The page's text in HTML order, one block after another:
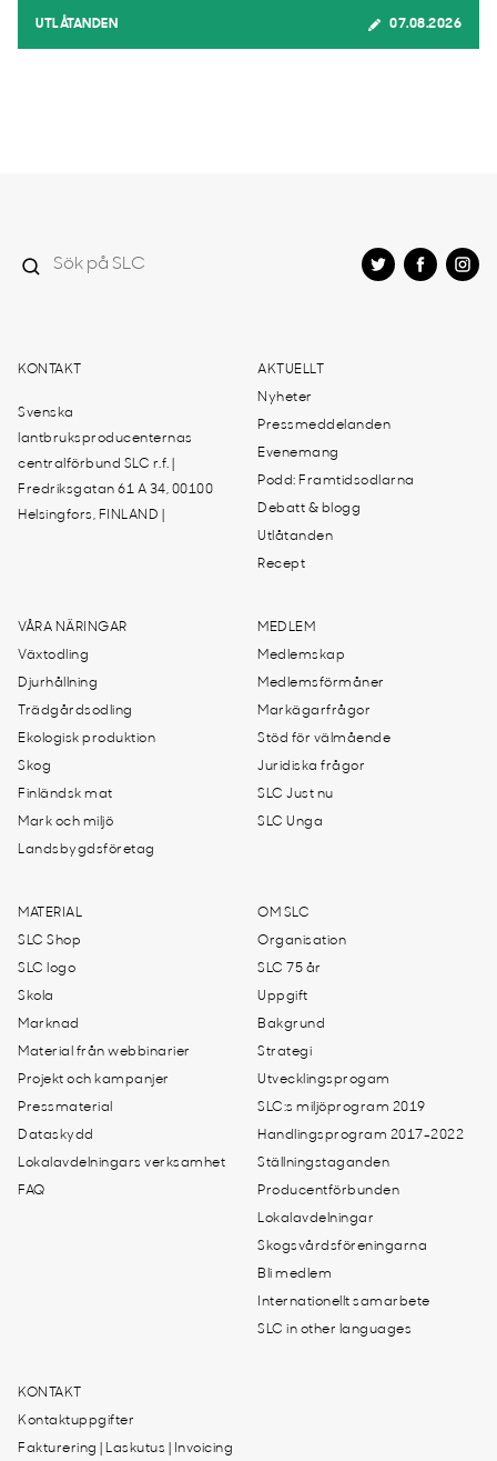
UTLÅTANDEN 07.08.2026
KONTAKT
Svenska
lantbruksproducenternas
centralförbund SLC r.f. |
Fredriksgatan 61 A 34, 00100
Helsingfors, FINLAND |
AKTUELLT
Nyheter
Pressmeddelanden
Evenemang
Podd: Framtidsodlarna
Debatt & blogg
Utlåtanden
Recept
VÅRA NÄRINGAR
Växtodling
Djurhållning
Trädgårdsodling
Ekologisk produktion
Skog
Finländsk mat
Mark och miljö
Landsbygdsföretag
MEDLEM
Medlemskap
Medlemsförmåner
Markägarfrågor
Stöd för välmående
Juridiska frågor
SLC Just nu
SLC Unga
MATERIAL
SLC Shop
SLC logo
Skola
Marknad
Material från webbinarier
Projekt och kampanjer
Pressmaterial
Dataskydd
Lokalavdelningars verksamhet
FAQ
OM SLC
Organisation
SLC 75 år
Uppgift
Bakgrund
Strategi
Utvecklingsprogam
SLC:s miljöprogram 2019
Handlingsprogram 2017-2022
Ställningstaganden
Producentförbunden
Lokalavdelningar
Skogsvårdsföreningarna
Bli medlem
Internationellt samarbete
SLC in other languages
KONTAKT
Kontaktuppgifter
Fakturering | Laskutus | Invoicing